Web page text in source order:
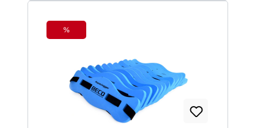
Aquajogginggürtel über Aqua-Hanteln bis
weit oben in der Beliebtheitsskala von
Aquafitnesskursen.BECO-SEALIFE
Produkte bieten Sicherheit und
Badespaß für kleine Schwimm-Stars! Mit
TÜV- und GS-geprüften Schwimmhilfen
Rabatt
%